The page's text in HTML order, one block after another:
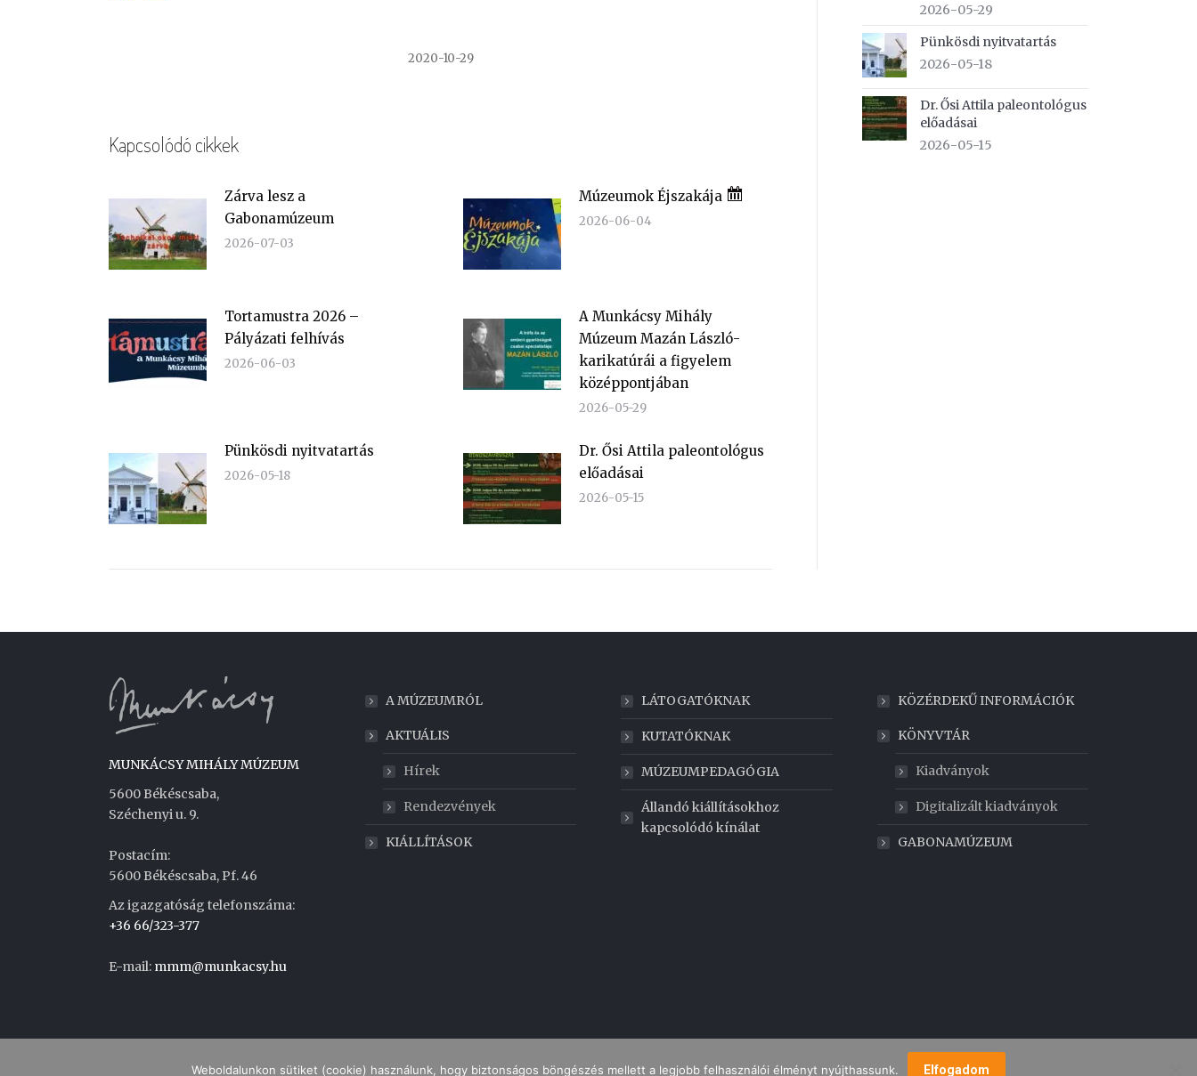
2020-10-29
Kapcsolódó cikkek
Zárva lesz a
Gabonamúzeum
2026-07-03
Múzeumok Éjszakája
2026-06-04
Tortamustra 2026 –
Pályázati felhívás
2026-06-03
A Munkácsy Mihály
Múzeum Mazán László-
karikatúrái a figyelem
középpontjában
2026-05-29
Pünkösdi nyitvatartás
2026-05-18
Dr. Ősi Attila paleontológus
előadásai
2026-05-15
2026-05-29
Pünkösdi nyitvatartás
2026-05-18
Dr. Ősi Attila paleontológus
előadásai
2026-05-15
MUNKÁCSY MIHÁLY MÚZEUM
5600 Békéscsaba,
Széchenyi u. 9.
Postacím:
5600 Békéscsaba, Pf. 46
Az igazgatóság telefonszáma:
+36 66/323-377
E-mail: mmm@munkacsy.hu
A MÚZEUMRÓL
AKTUÁLIS
Hírek
Rendezvények
KIÁLLÍTÁSOK
LÁTOGATÓKNAK
KUTATÓKNAK
MÚZEUMPEDAGÓGIA
Állandó kiállításokhoz
kapcsolódó kínálat
KÖZÉRDEKŰ INFORMÁCIÓK
KÖNYVTÁR
Kiadványok
Digitalizált kiadványok
GABONAMÚZEUM
Weboldalunkon sütiket (cookie) használunk, hogy biztonságos böngészés mellett a legjobb felhasználói élményt nyújthassunk. Elfogadom